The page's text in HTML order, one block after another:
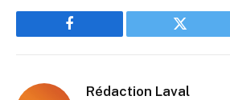
Facebook Twitter
Rédaction Laval